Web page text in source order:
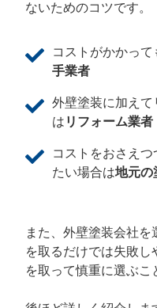
ないためのコツです。
コストがかかっ
手業者
外壁塗装に加え
は リフォーム業者
コストをおさえ
たい場合は地元の
また、外壁塗装会社を
を取るだけでは失敗し
を取って慎重に選ぶこ